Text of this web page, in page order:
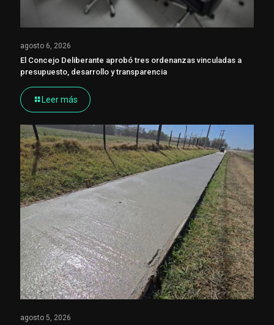
agosto 6, 2026
El Concejo Deliberante aprobó tres ordenanzas vinculadas a
presupuesto, desarrollo y transparencia
Leer más
agosto 5, 2026